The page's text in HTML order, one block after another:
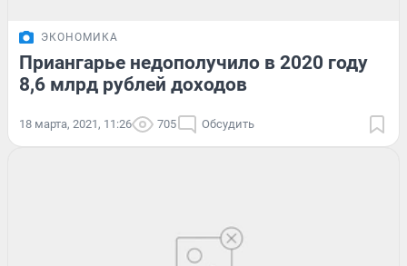
ЭКОНОМИКА
Приангарье недополучило в 2020 году
8,6 млрд рублей доходов
18 марта, 2021, 11:26 705 Обсудить